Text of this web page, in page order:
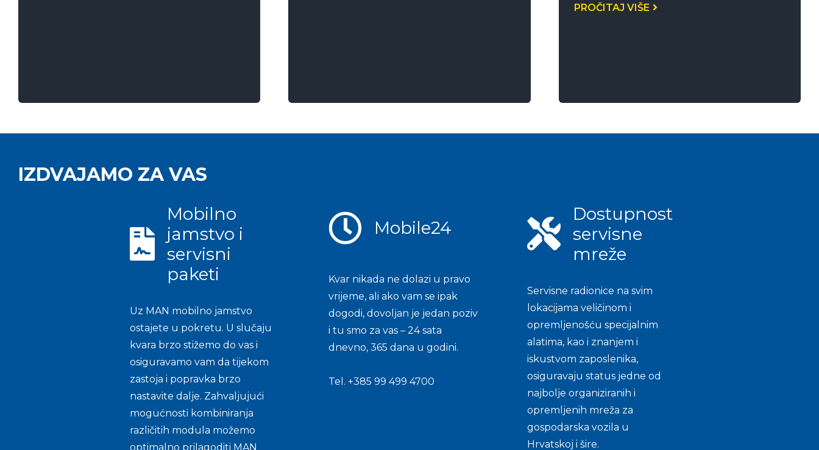
PROČITAJ VIŠE
IZDVAJAMO ZA VAS
Mobilno
jamstvo i
servisni
paketi
Uz MAN mobilno jamstvo
ostajete u pokretu. U slučaju
kvara brzo stižemo do vas i
osiguravamo vam da tijekom
zastoja i popravka brzo
nastavite dalje. Zahvaljujući
mogućnosti kombiniranja
različitih modula možemo
optimalno prilagoditi MAN
Mobile24
Kvar nikada ne dolazi u pravo
vrijeme, ali ako vam se ipak
dogodi, dovoljan je jedan poziv
i tu smo za vas – 24 sata
dnevno, 365 dana u godini.
Tel. +385 99 499 4700
Dostupnost
servisne
mreže
Servisne radionice na svim
lokacijama veličinom i
opremljenošću specijalnim
alatima, kao i znanjem i
iskustvom zaposlenika,
osiguravaju status jedne od
najbolje organiziranih i
opremljenih mreža za
gospodarska vozila u
Hrvatskoj i šire.